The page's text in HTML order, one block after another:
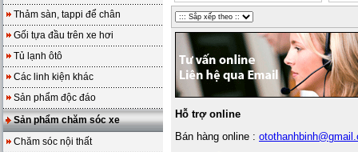
Thảm sàn, tappi để chân
Gối tựa đầu trên xe hơi
Tủ lạnh ôtô
Các linh kiện khác
Sản phẩm độc đáo
Sản phẩm chăm sóc xe
Chăm sóc nội thất
Hỗ trợ online
Bán hàng online :